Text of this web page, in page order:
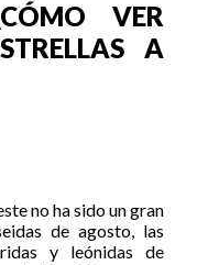
VER
A
no ha sido un gran
de agosto, las
y leónidas de